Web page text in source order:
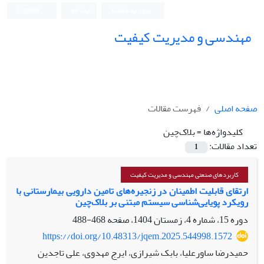
مهندسی و مدیریت کیفیت
صفحه اصلی
فهرست مقالات
کلیدواژه‌ها =بلاک‌چین
تعداد مقالات:
1
کاربردهای صنعتی مهندسی و مدیریت کیفیت
ارتقای قابلیت اطمینان در زنجیره‌های تامین دارویی بیمارستانی با
رویکرد پویایی‌شناسی سیستم‌ مبتنی بر بلاک‌چین
دوره 15، شماره 4، زمستان 1404، صفحه
468-488
https://doi.org/10.48313/jqem.2025.544998.1572
حمیدرضا ساورعلیا، بابک شیرازی، ایرج مهدوی، علی تاجدین